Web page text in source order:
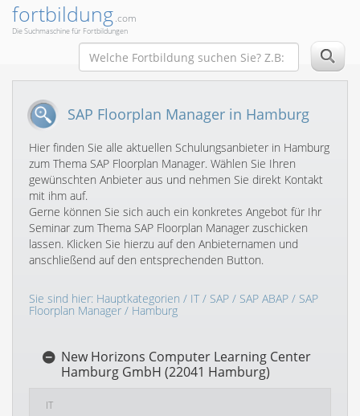
fortbildung.com
Die Suchmaschine für Fortbildungen
SAP Floorplan Manager in Hamburg
Hier finden Sie alle aktuellen Schulungsanbieter in Hamburg
zum Thema SAP Floorplan Manager. Wählen Sie Ihren
gewünschten Anbieter aus und nehmen Sie direkt Kontakt
mit ihm auf.
Gerne können Sie sich auch ein konkretes Angebot für Ihr
Seminar zum Thema SAP Floorplan Manager zuschicken
lassen. Klicken Sie hierzu auf den Anbieternamen und
anschließend auf den entsprechenden Button.
Sie sind hier: Hauptkategorien / IT/ SAP / SAP ABAP / SAP
Floorplan Manager / Hamburg
New Horizons Computer Learning Center
Hamburg GmbH (22041 Hamburg)
IT